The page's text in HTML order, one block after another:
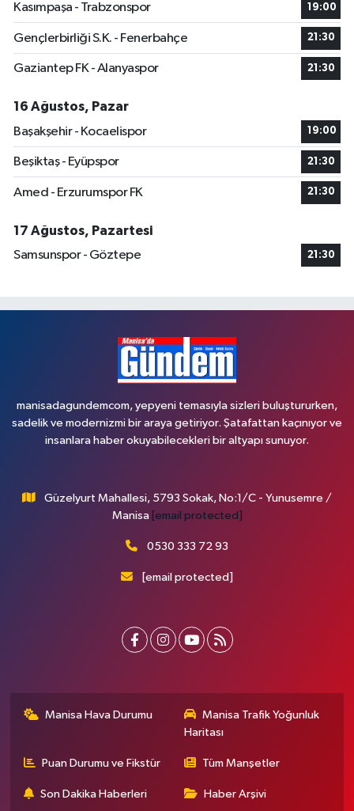
Kasımpaşa - Trabzonspor 19:00
Gençlerbirliği S.K. - Fenerbahçe 21:30
Gaziantep FK - Alanyaspor 21:30
16 Ağustos, Pazar
Başakşehir - Kocaelispor
19:00
Beşiktaş - Eyüpspor 21:30
Amed - Erzurumspor FK 21:30
17 Ağustos, Pazartesi
Samsunspor - Göztepe
21:30
manisadagundemcom, yepyeni temasıyla sizleri buluştururken,
sadelik ve modernizmi bir araya getiriyor. Şatafattan kaçınıyor ve
insanlara haber okuyabilecekleri bir altyapı sunuyor.
Güzelyurt Mahallesi, 5793 Sokak, No:1/C - Yunusemre /
Manisa [email protected]
0530 333 72 93
[email protected]
Manisa Hava Durumu
Manisa Trafik Yoğunluk
Haritası
Puan Durumu ve Fikstür Tüm Manşetler
Son Dakika Haberleri Haber Arşivi